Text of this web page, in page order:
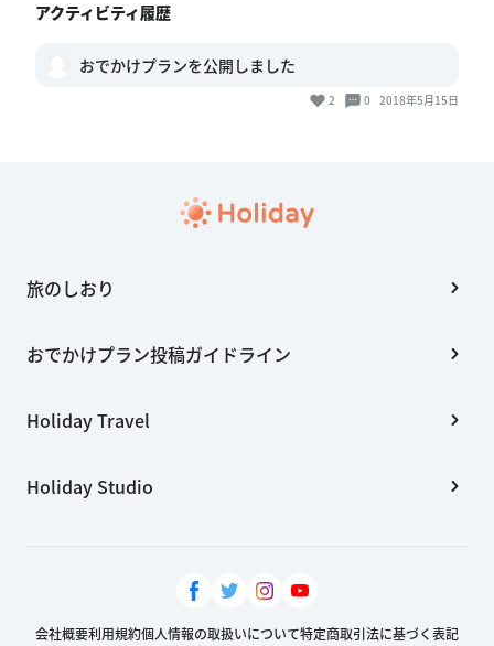
アクティビティ履歴
おでかけプランを公開しました
2 0 2018年5月15日
旅のしおり
おでかけプラン投稿ガイドライン
Holiday Travel
Holiday Studio
会社概要利用規約個人情報の取扱いについて特定商取引法に基づく表記